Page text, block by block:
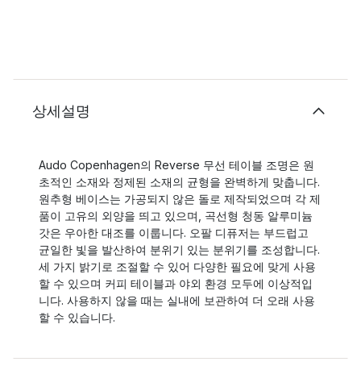
상세설명
Audo Copenhagen의 Reverse 무선 테이블 조명은 원
초적인 소재와 정제된 소재의 균형을 완벽하게 맞춥니다.
원추형 베이스는 가공되지 않은 돌로 제작되었으며 각 제
품이 고유의 외양을 띄고 있으며, 곡선형 청동 알루미늄
갓은 우아한 대조를 이룹니다. 오팔 디퓨저는 부드럽고
균일한 빛을 발산하여 분위기 있는 분위기를 조성합니다.
세 가지 밝기로 조절할 수 있어 다양한 필요에 맞게 사용
할 수 있으며 커피 테이블과 야외 환경 모두에 이상적입
니다. 사용하지 않을 때는 실내에 보관하여 더 오래 사용
할 수 있습니다.